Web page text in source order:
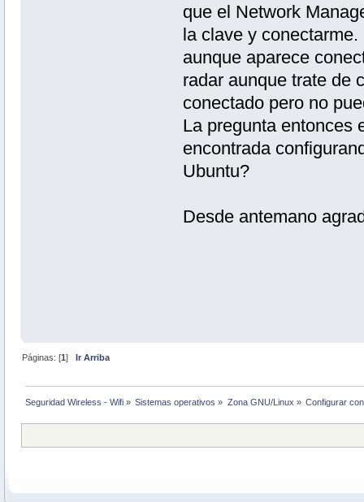
que el Network
la clave y
aunque aparece
radar aunque trate de
conectado pero no
La pregunta entonces
encontrada
Ubuntu?
Desde antemano
Páginas: [1]Ir Arriba
Seguridad Wireless - Wifi » Sistemas operativos » Zona GNU/Linux » Configurar